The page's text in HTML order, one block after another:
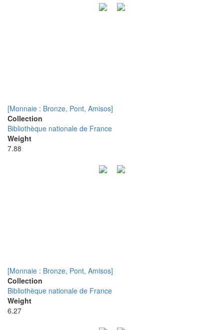
[Monnaie : Bronze, Pont, Amisos]
Collection
Bibliothèque nationale de France
Weight
7.88
[Monnaie : Bronze, Pont, Amisos]
Collection
Bibliothèque nationale de France
Weight
6.27